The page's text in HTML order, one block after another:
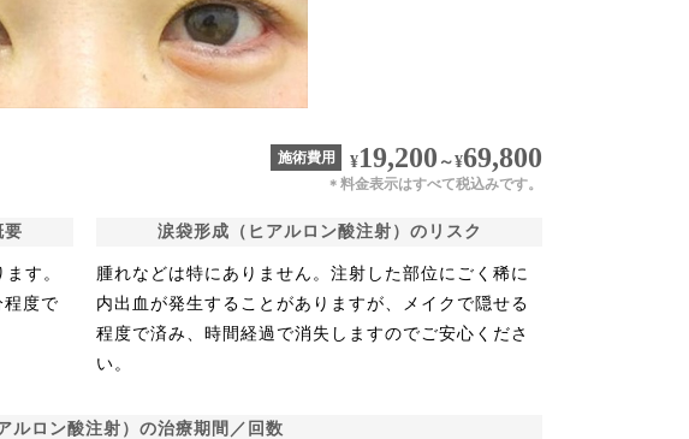
施術費用 ¥19,200 ～¥69,800
＊ 料金表示はすべて税込みです。
要
す。
程度で
涙袋形成（ヒアルロン酸注射）のリスク
腫れなどは特にありません。注射した部位にごく稀に
内出血が発生することがありますが、メイクで隠せる
程度で済み、時間経過で消失しますのでご安心くださ
い。
ルロン酸注射）の治療期間／回数